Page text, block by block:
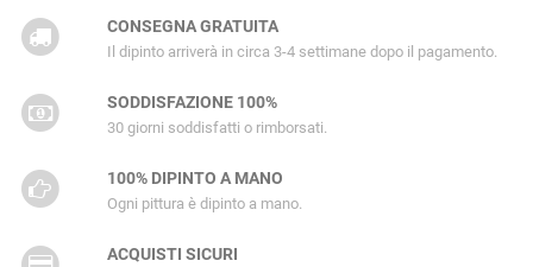
CONSEGNA GRATUITA
Il dipinto arriverà in circa 3-4 settimane dopo il pagamento.
SODDISFAZIONE 100%
30 giorni soddisfatti o rimborsati.
100% DIPINTO A MANO
Ogni pittura è dipinto a mano.
ACQUISTI SICURI